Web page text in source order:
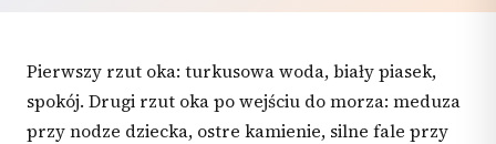
Pierwszy rzut oka: turkusowa woda, biały piasek,
spokój. Drugi rzut oka po wejściu do morza: meduza
przy nodze dziecka, ostre kamienie, silne fale przy